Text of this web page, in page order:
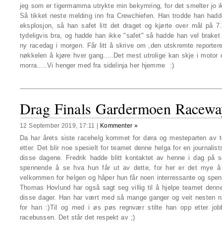
jeg som er tigermamma utrykte min bekymring, for det smelter jo
Så tikket neste melding inn fra Crewchiefen. Han trodde han
eksplosjon, så han safet litt det draget og kjørte over mål på
tydeligvis bra, og hadde han ikke "safet" så hadde han vel
ny racedag i morgen. Får litt å skrive om ,den utskremte
nøkkelen å kjøre hver gang.....Det mest utrolige kan skje i
morra.....Vi henger med fra sidelinja her hjemme :)
Drag Finals Gardermoen
12 September 2019, 17:11 Kommenter »
Da har årets siste racehelg kommet for døra og mesteparten
etter. Det blir noe spesielt for teamet denne helga for en
disse dagene. Fredrik hadde blitt kontaktet av henne i dag
spennende å se hva hun får ut av dette, for her er det mye
velkommen for helgen og håper hun får noen interressante og
Thomas Hovlund har også sagt seg villig til å hjelpe teamet
disse dager. Han har vært med så mange ganger og veit
for han :)Til og med i øs pøs regnvær stilte han opp etter
racebussen. Det står det respekt av ;)